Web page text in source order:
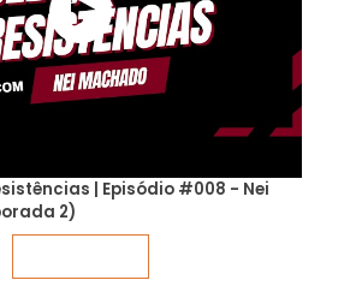
| Episódio #008 - Nei
2)